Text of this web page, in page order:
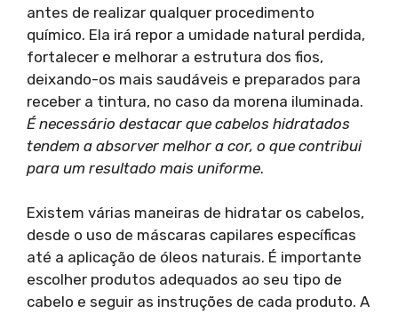
antes de realizar qualquer procedimento
químico. Ela irá repor a umidade natural perdida,
fortalecer e melhorar a estrutura dos fios,
deixando-os mais saudáveis e preparados para
receber a tintura, no caso da morena iluminada.
É necessário destacar que cabelos hidratados
tendem a absorver melhor a cor, o que contribui
para um resultado mais uniforme.
Existem várias maneiras de hidratar os cabelos,
desde o uso de máscaras capilares específicas
até a aplicação de óleos naturais. É importante
escolher produtos adequados ao seu tipo de
cabelo e seguir as instruções de cada produto. A